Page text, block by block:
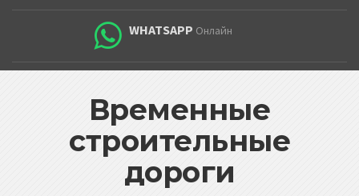
WHATSAPP Онлайн
Временные
строительные
дороги